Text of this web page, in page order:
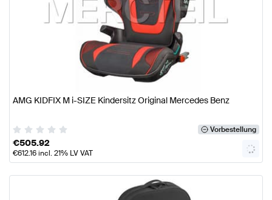
AMG KIDFIX M i-SIZE Kindersitz Original Mercedes Benz
Vorbestellung
€505.92
€612.16incl. 21% LV VAT